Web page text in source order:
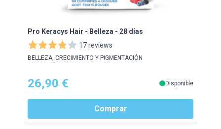
Pro Keracys Hair - Belleza - 28 días
17 reviews
BELLEZA, CRECIMIENTO Y PIGMENTACIÓN
26,90 € Disponible
Comprar